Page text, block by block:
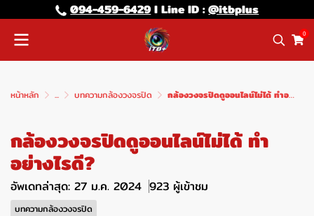
094-459-6429l Line lD :@itbplus
0
หน้าหลัก ... บทความกล้องวงจรปิด กล้องวงจรปิดดูออนไลน์ไม่ได้ ทำอย่างไรดี?
กล้องวงจรปิดดูออนไลน์ไม่ได้ ทำ
อย่างไรดี?
อัพเดทล่าสุด: 27 ม.ค. 2024 923 ผู้เข้าชม
บทความกล้องวงจรปิด